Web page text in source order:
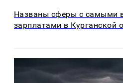
Названы сферы с самыми
зарплатами в Курганской